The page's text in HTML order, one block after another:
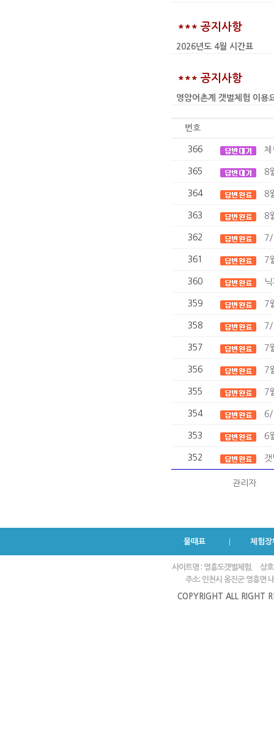
*** 공지사항
2026년도 4월 시간표
*** 공지사항
영암어촌계 갯벌체험 이
번호
366 체
365 8
364 8
363 8
362 7/
361 7
360
359 7
358 7/
357 7
356 7
355 7
354 6/
353 6
352
관리자
물때표 체험장
사이트명 : 영흥도갯벌체험.
상
주소: 인천시 옹진군 영흥면
COPYRIGHT ALL RIGHT